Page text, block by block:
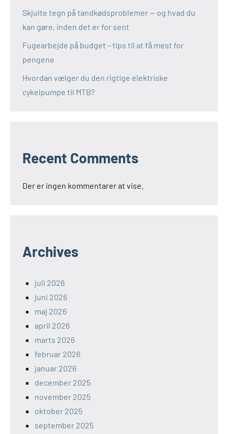
Skjulte tegn på tandkødsproblemer — og hvad du
kan gøre, inden det er for sent
Fugearbejde på budget – tips til at få mest for
pengene
Hvordan vælger du den rigtige elektriske
cykelpumpe til MTB?
Recent Comments
Der er ingen kommentarer at vise.
Archives
juli 2026
juni 2026
maj 2026
april 2026
marts 2026
februar 2026
januar 2026
december 2025
november 2025
oktober 2025
september 2025